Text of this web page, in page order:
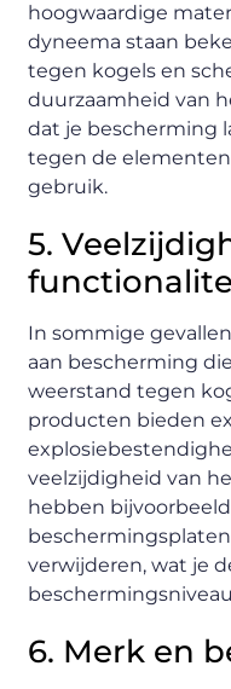
hoogwaardige
dyneema staan
tegen kogels en
duurzaamheid van
dat je bescherming
tegen de
gebruik.
5.
In sommige
aan bescherming
weerstand tegen
producten bieden
veelzijdigheid van
hebben
verwijderen, wat je
6. Merk en